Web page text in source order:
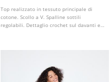
Top realizzato in tessuto principale di
cotone. Scollo a V. Spalline sottili
regolabili. Dettaglio crochet sul davanti ed